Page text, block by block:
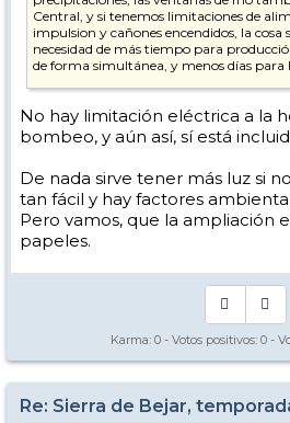
Central, y si tenemos limitaciones de
impulsion y cañones encendidos, la cosa
necesidad de más tiempo para
de forma simultánea, y menos días para
No hay limitación eléctrica a la
bombeo, y aún así, sí está
De nada sirve tener más luz si
tan fácil y hay factores
Pero vamos, que la ampliación
papeles.
Karma: 0 - Votos positivos: 0 -
Re: Sierra de Bejar,